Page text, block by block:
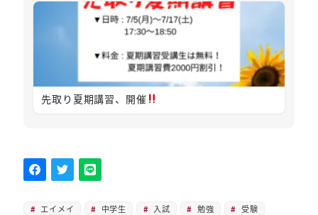
先取り夏期講習、開催
エイメイ 中学生 入試 勉強
受験